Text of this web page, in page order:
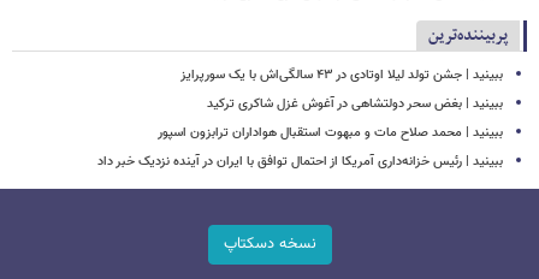
پربیننده‌ترین
ببینید | جشن تولد لیلا اوتادی در ۴۳ سالگی‌اش با یک سورپرایز
ببینید | بغض سحر دولتشاهی در آغوش غزل شاکری ترکید
ببینید | محمد صلاح مات و مبهوت استقبال هواداران ترابزون اسپور
ببینید | رئیس خزانه‌داری آمریکا از احتمال توافق با ایران در آینده نزدیک خبر داد
نسخه دسکتاپ